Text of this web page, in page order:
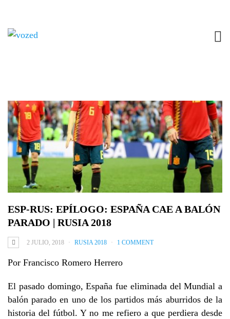
ESP-RUS: EPÍLOGO: ESPAÑA CAE A BALÓN
PARADO | RUSIA 2018
2 JULIO, 2018 RUSIA 2018 1 COMMENT
Por Francisco Romero Herrero
El pasado domingo, España fue eliminada del Mundial a
balón parado en uno de los partidos más aburridos de la
historia del fútbol. Y no me refiero a que perdiera desde